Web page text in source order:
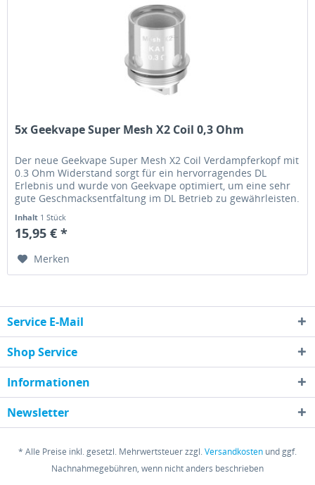
5x Geekvape Super Mesh X2 Coil 0,3 Ohm
Der neue Geekvape Super Mesh X2 Coil Verdampferkopf mit
0.3 Ohm Widerstand sorgt für ein hervorragendes DL
Erlebnis und wurde von Geekvape optimiert, um eine sehr
gute Geschmacksentfaltung im DL Betrieb zu gewährleisten.
Daten • 0.3 Ohm...
Inhalt 1 Stück
15,95 € *
Merken
Service E-Mail
Shop Service
Informationen
Newsletter
* Alle Preise inkl. gesetzl. Mehrwertsteuer zzgl.Versandkosten und ggf.
Nachnahmegebühren, wenn nicht anders beschrieben